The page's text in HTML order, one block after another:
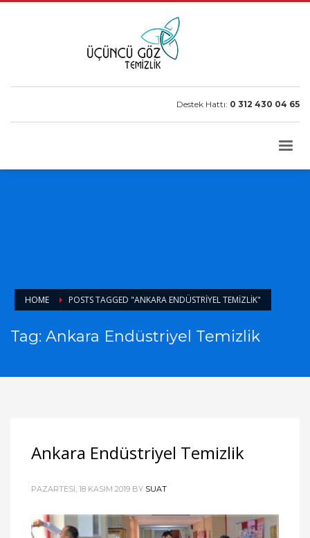
Destek Hattı: 0 312 430 04 65
HOME POSTS TAGGED "ANKARA ENDÜSTRIYEL TEMIZLIK"
Tag: Ankara Endüstriyel Temizlik
Ankara Endüstriyel Temizlik
PAZARTESI, 18 KASIM 2019 BY SUAT